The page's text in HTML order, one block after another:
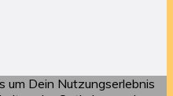
um Dein Nutzungserlebnis